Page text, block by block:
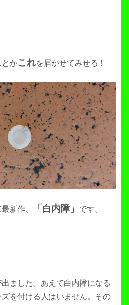
とかこれを届かせてみせる！
新作、 「白内障」 です。
ました。あえて白内障になる
を付ける人はいません。その